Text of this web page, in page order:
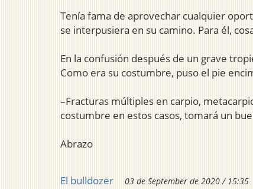
Tenía fama de aprovechar cualquier
se interpusiera en su camino. Para él,
En la confusión después de un grave
Como era su costumbre, puso el pie
–Fracturas múltiples en carpio,
costumbre en estos casos, tomará un
Abrazo
El bulldozer
03 de September de 2020 / 15:35